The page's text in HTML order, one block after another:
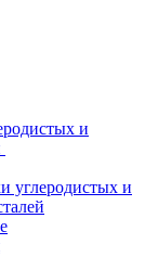
и
углеродистых и